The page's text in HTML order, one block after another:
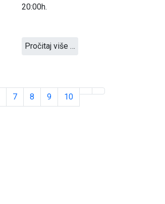
20:00h.
Pročitaj više …
7 8 9 10